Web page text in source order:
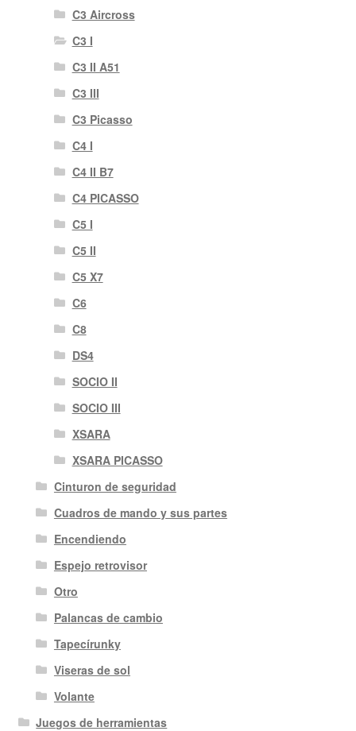
C3 Aircross
C3 I
C3 II A51
C3 III
C3 Picasso
C4 I
C4 II B7
C4 PICASSO
C5 I
C5 II
C5 X7
C6
C8
DS4
SOCIO II
SOCIO III
XSARA
XSARA PICASSO
Cinturon de seguridad
Cuadros de mando y sus partes
Encendiendo
Espejo retrovisor
Otro
Palancas de cambio
Tapecírunky
Viseras de sol
Volante
Juegos de herramientas